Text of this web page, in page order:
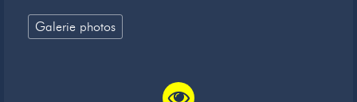
Galerie photos